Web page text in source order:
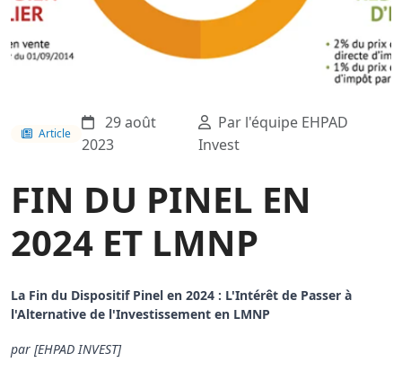
Article
29 août
2023
Par l'équipe EHPAD
Invest
FIN DU PINEL EN
2024 ET LMNP
La Fin du Dispositif Pinel en 2024 : L'Intérêt de Passer à
l'Alternative de l'Investissement en LMNP
par [EHPAD INVEST]